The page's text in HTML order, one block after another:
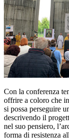
Con la conferenza
offrire a coloro che
si possa perseguire
descrivendo il
nel suo pensiero,
forma di resistenza